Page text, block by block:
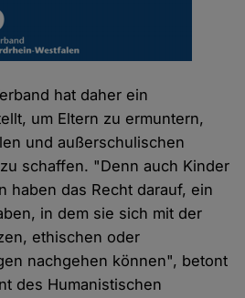
hat daher ein
um Eltern zu ermuntern,
und außerschulischen
schaffen. "Denn auch Kinder
haben das Recht darauf, ein
in dem sie sich mit der
ethischen oder
nachgehen können", betont
des Humanistischen